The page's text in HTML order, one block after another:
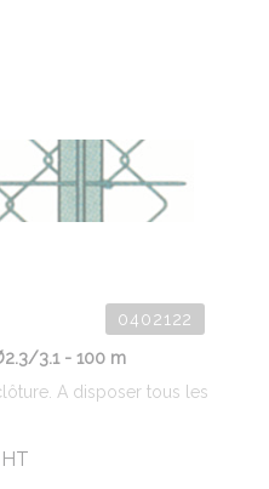
0402122
3.1 - 100 m
A disposer tous les